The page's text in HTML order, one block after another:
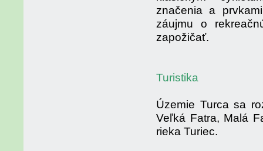
značenia a
záujmu o
zapožičať.
Turistika
Územie Turca sa
Veľká Fatra, Malá
rieka Turiec.